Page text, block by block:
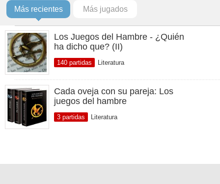
Más recientes Más jugados
Los Juegos del Hambre - ¿Quién
ha dicho que? (II)
140 partidas Literatura
Cada oveja con su pareja: Los
juegos del hambre
3 partidas Literatura